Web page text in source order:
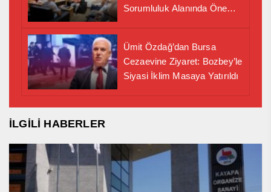
Sorumluluk Alanında Önemli
Ümit Özdağ’dan Bursa
Cezaevine Ziyaret: Bozbey’le
Siyasi İklim Masaya Yatırıldı
İLGİLİ HABERLER